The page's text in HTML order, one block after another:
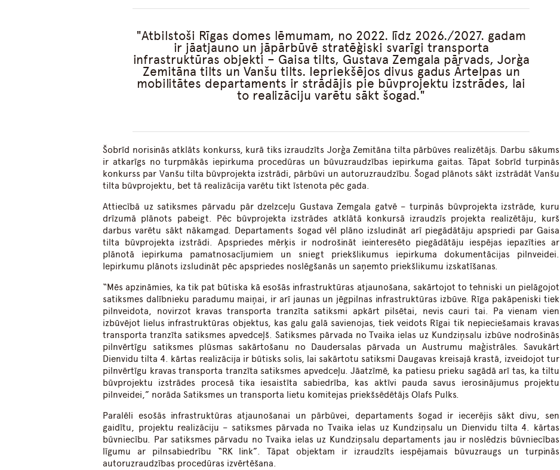
Atbilstoši Rīgas domes lēmumam, no 2022. līdz 2026./2027. gadam
ir jāatjauno un jāpārbūvē stratēģiski svarīgi transporta
infrastruktūras objekti – Gaisa tilts, Gustava Zemgala pārvads, Jorģa
Zemitāna tilts un Vanšu tilts. Iepriekšējos divus gadus Ārtelpas un
mobilitātes departaments ir strādājis pie būvprojektu izstrādes, lai
to realizāciju varētu sākt šogad.
Šobrīd norisinās atklāts konkurss, kurā tiks izraudzīts Jorģa Zemitāna tilta pārbūves realizētājs. Darbu sākums
ir atkarīgs no turpmākās iepirkuma procedūras un būvuzraudzības iepirkuma gaitas. Tāpat šobrīd turpinās
konkurss par Vanšu tilta būvprojekta izstrādi, pārbūvi un autoruzraudzību. Šogad plānots sākt izstrādāt Vanšu
tilta būvprojektu, bet tā realizācija varētu tikt īstenota pēc gada.
Attiecībā uz satiksmes pārvadu pār dzelzceļu Gustava Zemgala gatvē – turpinās būvprojekta izstrāde, kuru
drīzumā plānots pabeigt. Pēc būvprojekta izstrādes atklātā konkursā izraudzīs projekta realizētāju, kurš
darbus varētu sākt nākamgad. Departaments šogad vēl plāno izsludināt arī piegādātāju apspriedi par Gaisa
tilta būvprojekta izstrādi. Apspriedes mērķis ir nodrošināt ieinteresēto piegādātāju iespējas iepazīties ar
plānotā iepirkuma pamatnosacījumiem un sniegt priekšlikumus iepirkuma dokumentācijas pilnveidei.
Iepirkumu plānots izsludināt pēc apspriedes noslēgšanās un saņemto priekšlikumu izskatīšanas.
“Mēs apzināmies, ka tik pat būtiska kā esošās infrastruktūras atjaunošana, sakārtojot to tehniski un pielāgojot
satiksmes dalībnieku paradumu maiņai, ir arī jaunas un jēgpilnas infrastruktūras izbūve. Rīga pakāpeniski tiek
pilnveidota, novirzot kravas transporta tranzīta satiksmi apkārt pilsētai, nevis cauri tai. Pa vienam vien
izbūvējot lielus infrastruktūras objektus, kas galu galā savienojas, tiek veidots Rīgai tik nepieciešamais kravas
transporta tranzīta satiksmes apvedceļš. Satiksmes pārvada no Tvaika ielas uz Kundziņsalu izbūve nodrošinās
pilnvērtīgu satiksmes plūsmas sakārtošanu no Daudersalas pārvada un Austrumu maģistrāles. Savukārt
Dienvidu tilta 4. kārtas realizācija ir būtisks solis, lai sakārtotu satiksmi Daugavas kreisajā krastā, izveidojot tur
pilnvērtīgu kravas transporta tranzīta satiksmes apvedceļu. Jāatzīmē, ka patiesu prieku sagādā arī tas, ka tiltu
būvprojektu izstrādes procesā tika iesaistīta sabiedrība, kas aktīvi pauda savus ierosinājumus projektu
pilnveidei,” norāda Satiksmes un transporta lietu komitejas priekšsēdētājs Olafs Pulks.
Paralēli esošās infrastruktūras atjaunošanai un pārbūvei, departaments šogad ir iecerējis sākt divu, sen
gaidītu, projektu realizāciju – satiksmes pārvada no Tvaika ielas uz Kundziņsalu un Dienvidu tilta 4. kārtas
būvniecību. Par satiksmes pārvadu no Tvaika ielas uz Kundziņsalu departaments jau ir noslēdzis būvniecības
līgumu ar pilnsabiedrību “RK link”. Tāpat objektam ir izraudzīts iespējamais būvuzraugs un turpinās
autoruzraudzības procedūras izvērtēšana.